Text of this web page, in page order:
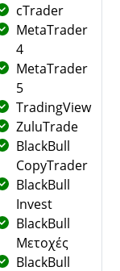
cTrader
MetaTrader
4
MetaTrader
5
TradingView
ZuluTrade
BlackBull
CopyTrader
BlackBull
Invest
BlackBull
Μετοχές
BlackBull